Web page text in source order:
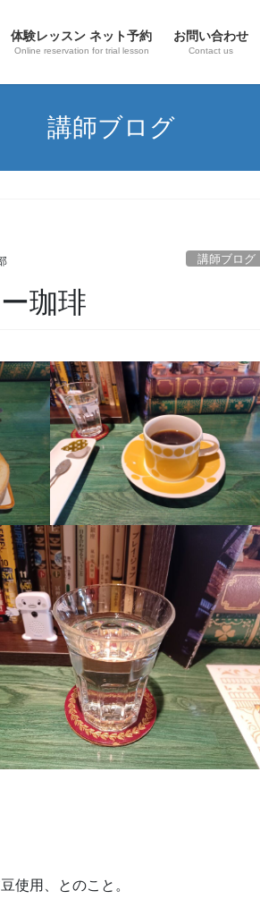
体験レッスン ネット予約
Online reservation for trial lesson
お問い合わせ
Contact us
講師ブログ
講師ブログ
珈琲
使用、とのこと。